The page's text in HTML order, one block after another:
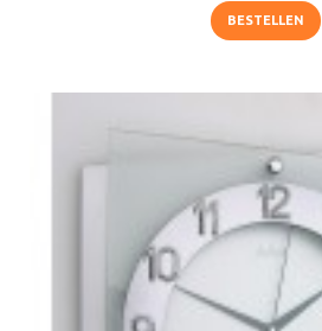
BESTELLEN